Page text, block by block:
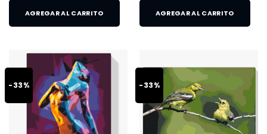
AGREGAR AL CARRITO AGREGAR AL CARRITO
-33% -33%